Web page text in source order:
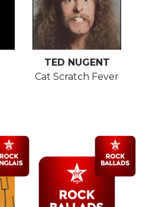
TED NUGENT
Cat Scratch Fever